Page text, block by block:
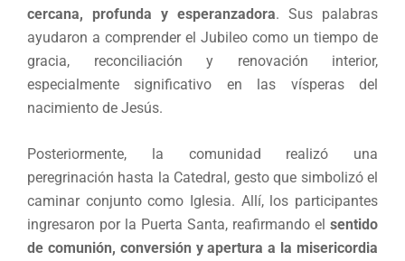
cercana, profunda y esperanzadora. Sus palabras
ayudaron a comprender el Jubileo como un tiempo de
gracia, reconciliación y renovación interior,
especialmente significativo en las vísperas del
nacimiento de Jesús.
Posteriormente, la comunidad realizó una
peregrinación hasta la Catedral, gesto que simbolizó el
caminar conjunto como Iglesia. Allí, los participantes
ingresaron por la Puerta Santa, reafirmando el sentido
de comunión, conversión y apertura a la misericordia